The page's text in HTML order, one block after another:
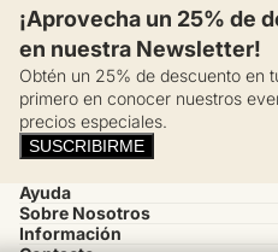
¡Aprovecha un 25% de
en nuestra Newsletter!
Obtén un 25% de descuento en
primero en conocer nuestros
precios especiales.
SUSCRIBIRME
Ayuda
Sobre Nosotros
Información